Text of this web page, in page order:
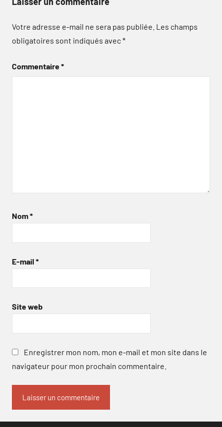
Votre adresse e-mail ne sera pas publiée. Les champs
obligatoires sont indiqués avec*
Commentaire*
Nom*
E-mail *
Site web
Enregistrer mon nom, mon e-mail et mon site dans le
navigateur pour mon prochain commentaire.